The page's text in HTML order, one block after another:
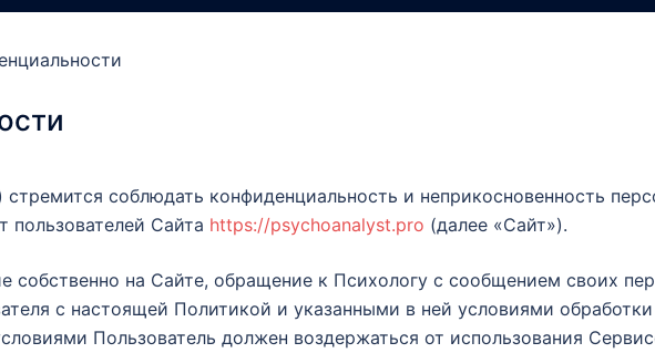
соблюдать конфиденциальность и неприкосновенность
пользователей Сайта https://psychoanalyst.pro (далее «Сайт»).
собственно на Сайте, обращение к Психологу с сообщением своих
с настоящей Политикой и указанными в ней условиями
Пользователь должен воздержаться от использования